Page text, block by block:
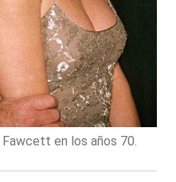
en los años 70.